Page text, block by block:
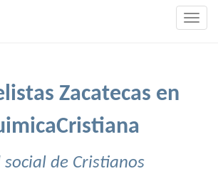
Zacatecas en
social de Cristianos